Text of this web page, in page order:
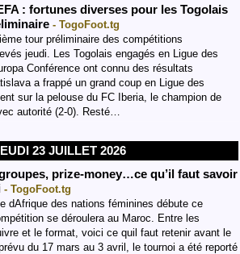
: fortunes diverses pour les Togolais
- TogoFoot.tg
tour préliminaire des compétitions
jeudi. Les Togolais engagés en Ligue des
Conférence ont connu des résultats
a frappé un grand coup en Ligue des
sur la pelouse du FC Iberia, le champion de
autorité (2-0). Resté…
23 JUILLET 2026
prize-money…ce qu’il faut savoir
- TogoFoot.tg
dAfrique des nations féminines débute ce
se déroulera au Maroc. Entre les
et le format, voici ce quil faut retenir avant le
du 17 mars au 3 avril, le tournoi a été reporté